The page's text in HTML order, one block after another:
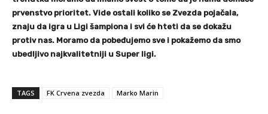
prvenstvo prioritet. Vide ostali koliko se Zvezda pojačala,
znaju da igra u Ligi šampiona i svi će hteti da se dokažu
protiv nas. Moramo da pobeđujemo sve i pokažemo da smo
ubedljivo najkvalitetniji u Super ligi.
TAGS FK Crvena zvezda Marko Marin